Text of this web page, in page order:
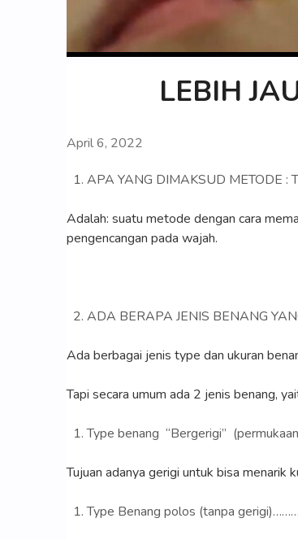
LEBIH
April 6, 2022
APA YANG DIMAKSUD METODE :
Adalah: suatu metode dengan cara
pengencangan pada wajah.
ADA BERAPA JENIS BENANG
Ada berbagai jenis type dan ukuran
Tapi secara umum ada 2 jenis benang,
Type benang “Bergerigi”
Tujuan adanya gerigi untuk bisa menarik
Type Benang polos (tanpa